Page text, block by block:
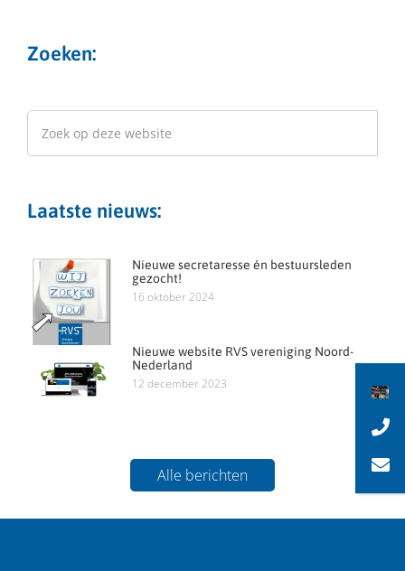
Zoeken:
Laatste nieuws:
Nieuwe secretaresse én bestuursleden
gezocht!
16 oktober 2024
Nieuwe website RVS vereniging Noord-
Nederland
12 december 2023
Alle berichten